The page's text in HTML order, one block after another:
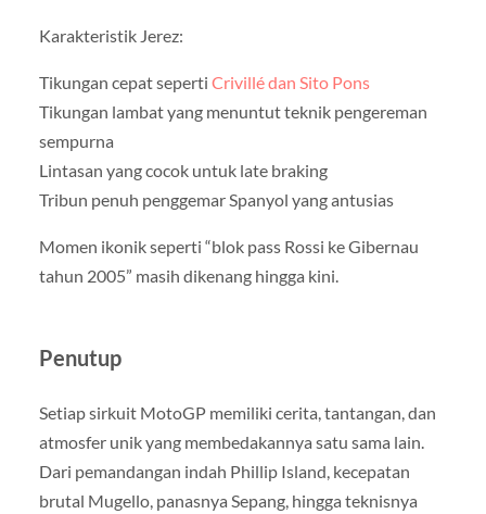
Karakteristik Jerez:
Tikungan cepat seperti Crivillé dan Sito Pons
Tikungan lambat yang menuntut teknik pengereman
sempurna
Lintasan yang cocok untuk late braking
Tribun penuh penggemar Spanyol yang antusias
Momen ikonik seperti “blok pass Rossi ke Gibernau
tahun 2005” masih dikenang hingga kini.
Penutup
Setiap sirkuit MotoGP memiliki cerita, tantangan, dan
atmosfer unik yang membedakannya satu sama lain.
Dari pemandangan indah Phillip Island, kecepatan
brutal Mugello, panasnya Sepang, hingga teknisnya